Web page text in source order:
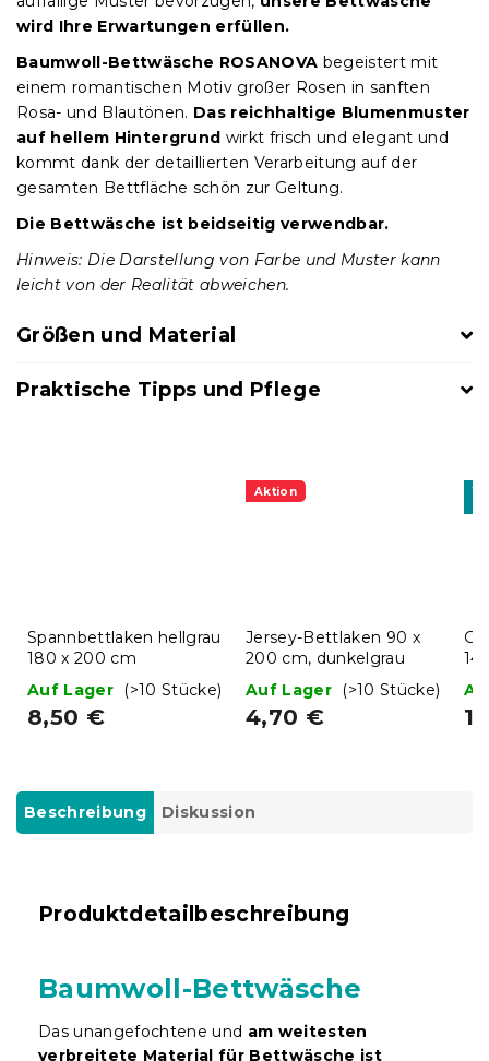
wird Ihre Erwartungen erfüllen.
Baumwoll-Bettwäsche ROSANOVA begeistert mit
einem romantischen Motiv großer Rosen in sanften
Rosa- und Blautönen. Das reichhaltige Blumenmuster
auf hellem Hintergrund wirkt frisch und elegant und
kommt dank der detaillierten Verarbeitung auf der
gesamten Bettfläche schön zur Geltung.
Die Bettwäsche ist beidseitig verwendbar.
Hinweis: Die Darstellung von Farbe und Muster kann
leicht von der Realität abweichen.
Größen und Material
Praktische Tipps und Pflege
Spannbettlaken hellgrau
180 x 200 cm
Auf Lager
(>10 Stücke)
8,50 €
Aktion
Jersey-Bettlaken 90 x
200 cm, dunkelgrau
Auf Lager
(>10 Stücke)
4,70 €
Beschreibung Diskussion
Produktdetailbeschreibung
Baumwoll-Bettwäsche
Das unangefochtene und am weitesten
verbreitete Material für Bettwäsche ist